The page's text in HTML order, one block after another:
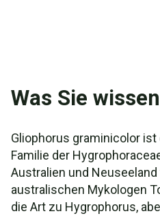
Was Sie
Gliophorus graminicolor
Familie der
Australien und
australischen Mykologen
die Art zu Hygrophorus,